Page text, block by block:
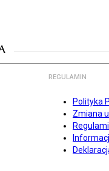
REGULAMIN
Polityka
Zmiana